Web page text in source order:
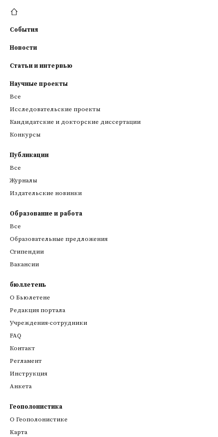
События
Новости
Статьи и интервью
Научные проекты
Все
Исследовательские проекты
Кандидатские и докторские диссертации
Конкурсы
Публикации
Все
Журналы
Издательские новинки
Образование и работа
Все
Образовательные предложения
Стипендии
Вакансии
бюллетень
О Бьюлетене
Редакция портала
Учреждения-сотрудники
FAQ
Контакт
Регламент
Инструкция
Анкета
Геополонистика
О Геополонистике
Kарта